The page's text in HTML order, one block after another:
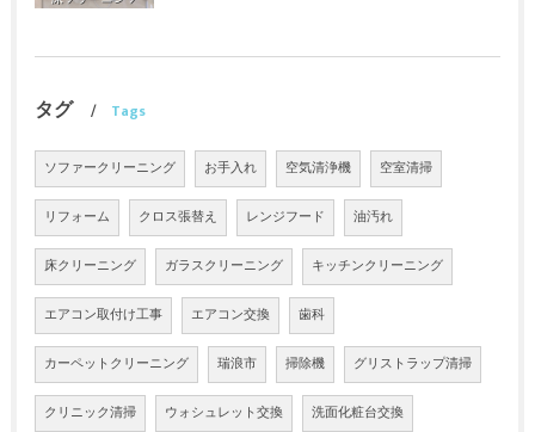
タグ Tags
ソファークリーニング お手入れ 空気清浄機 空室清掃
リフォーム クロス張替え レンジフード 油汚れ
床クリーニング ガラスクリーニング キッチンクリーニング
エアコン取付け工事 エアコン交換 歯科
カーペットクリーニング 瑞浪市 掃除機 グリストラップ清掃
クリニック清掃 ウォシュレット交換 洗面化粧台交換